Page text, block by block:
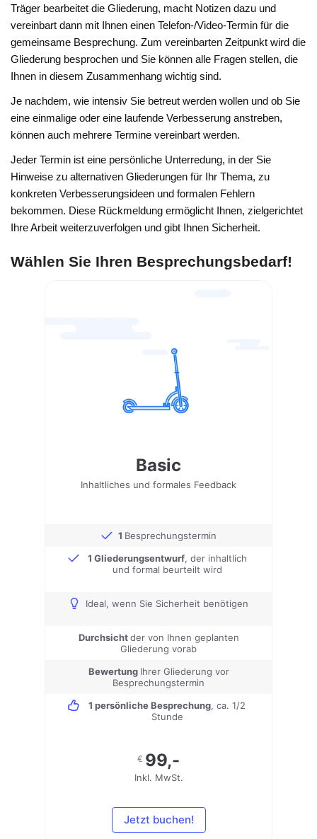
Träger bearbeitet die Gliederung, macht Notizen dazu und
vereinbart dann mit Ihnen einen Telefon-/Video-Termin für die
gemeinsame Besprechung. Zum vereinbarten Zeitpunkt wird die
Gliederung besprochen und Sie können alle Fragen stellen, die
Ihnen in diesem Zusammenhang wichtig sind.
Je nachdem, wie intensiv Sie betreut werden wollen und ob Sie
eine einmalige oder eine laufende Verbesserung anstreben,
können auch mehrere Termine vereinbart werden.
Jeder Termin ist eine persönliche Unterredung, in der Sie
Hinweise zu alternativen Gliederungen für Ihr Thema, zu
konkreten Verbesserungsideen und formalen Fehlern
bekommen. Diese Rückmeldung ermöglicht Ihnen, zielgerichtet
Ihre Arbeit weiterzuverfolgen und gibt Ihnen Sicherheit.
Wählen Sie Ihren Besprechungsbedarf!
Basic
Inhaltliches und formales Feedback
1 Besprechungstermin
1 Gliederungsentwurf, der inhaltlich
und formal beurteilt wird
Ideal, wenn Sie Sicherheit benötigen
Durchsichtder von Ihnen geplanten
Gliederung vorab
Bewertung Ihrer Gliederung vor
Besprechungstermin
1 persönliche Besprechung, ca. 1/2
Stunde
€ 99,-
Inkl. MwSt.
Jetzt buchen!